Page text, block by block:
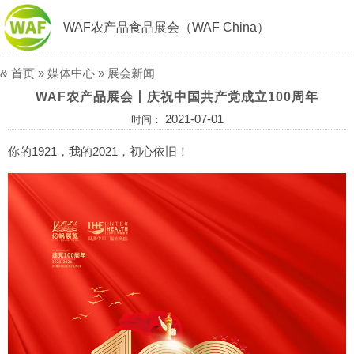
WAF农产品食品展会（WAF China）
& 首页 » 媒体中心 » 展会新闻
WAF农产品展会丨庆祝中国共产党成立100周年
时间： 2021-07-01
你的1921，我的2021，初心依旧！